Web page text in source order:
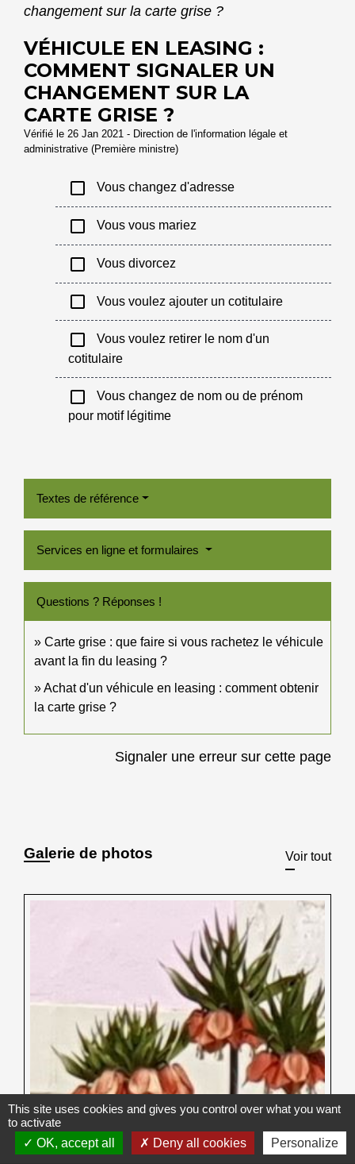
changement sur la carte grise ?
VÉHICULE EN LEASING :
COMMENT SIGNALER UN
CHANGEMENT SUR LA
CARTE GRISE ?
Vérifié le 26 Jan 2021 - Direction de l'information légale et
administrative (Première ministre)
check_box_outline_blank Vous changez d'adresse
check_box_outline_blank Vous vous mariez
check_box_outline_blank Vous divorcez
check_box_outline_blank Vous voulez ajouter un cotitulaire
check_box_outline_blank
Vous voulez retirer le nom d'un
cotitulaire
check_box_outline_blank
Vous changez de nom ou de prénom
pour motif légitime
Textes de référence
Services en ligne et formulaires
Questions ? Réponses !
Carte grise : que faire si vous rachetez le véhicule
avant la fin du leasing ?
Achat d'un véhicule en leasing : comment obtenir
la carte grise ?
Signaler une erreur sur cette page
Galerie de photos Voir tout
This site uses cookies and gives you control over what you want
to activate
OK, accept all
Deny all cookies Personalize